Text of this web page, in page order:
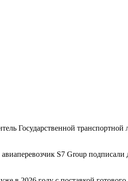
Государственной транспортной
S7 Group подписали